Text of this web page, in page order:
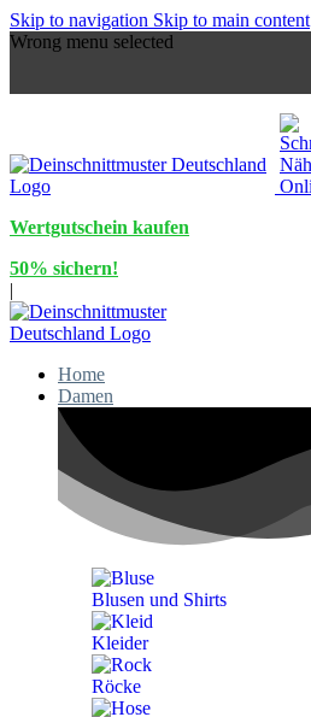
Skip to navigation Skip to main content
Wrong menu selected
Wertgutschein kaufen
50% sichern!
|
Home
Damen
Blusen und Shirts
Kleider
Röcke